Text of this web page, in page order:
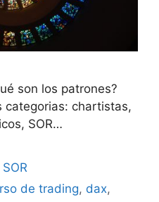
son los patrones?
categorias: chartistas,
SOR…
de trading, dax,